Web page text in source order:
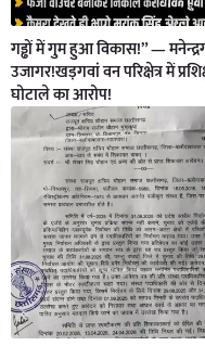
गड्ढों में गुम हुआ विकास!” —
उजागर!खड़गवां वन परिक्षेत्र में
घोटाले का आरोप!